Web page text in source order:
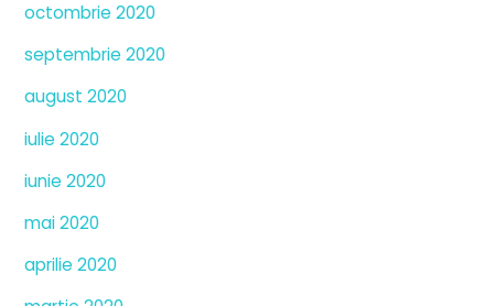
octombrie 2020
septembrie 2020
august 2020
iulie 2020
iunie 2020
mai 2020
aprilie 2020